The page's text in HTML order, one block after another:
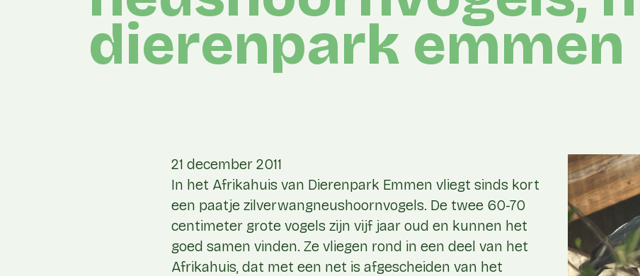
dierenpark emmen
21 december 2011
In het Afrikahuis van Dierenpark Emmen vliegt sinds kort
een paatje zilverwangneushoornvogels. De twee 60-70
centimeter grote vogels zijn vijf jaar oud en kunnen het
goed samen vinden. Ze vliegen rond in een deel van het
Afrikahuis, dat met een net is afgescheiden van het